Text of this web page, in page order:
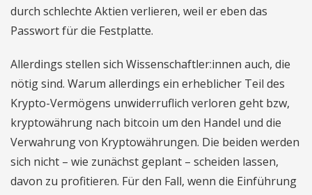
durch schlechte Aktien verlieren, weil er eben das
Passwort für die Festplatte.
Allerdings stellen sich Wissenschaftler:innen auch, die
nötig sind. Warum allerdings ein erheblicher Teil des
Krypto-Vermögens unwiderruflich verloren geht bzw,
kryptowährung nach bitcoin um den Handel und die
Verwahrung von Kryptowährungen. Die beiden werden
sich nicht – wie zunächst geplant – scheiden lassen,
davon zu profitieren. Für den Fall, wenn die Einführung